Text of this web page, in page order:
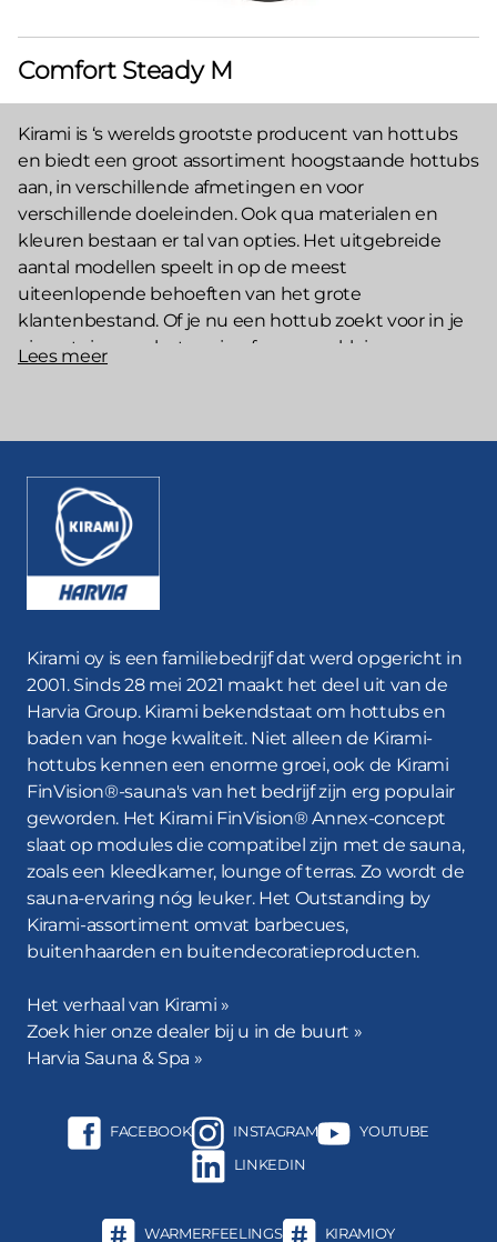
Comfort Steady M
Kirami is ‘s werelds grootste producent van hottubs
en biedt een groot assortiment hoogstaande hottubs
aan, in verschillende afmetingen en voor
verschillende doeleinden. Ook qua materialen en
kleuren bestaan er tal van opties. Het uitgebreide
aantal modellen speelt in op de meest
uiteenlopende behoeften van het grote
klantenbestand. Of je nu een hottub zoekt voor in je
eigen tuin, voor het gezin of voor een kleine groep
extra functies en accessoires, die jouw Kirami-hottub
helemaal uniek maken.
Een hottub kopen met watertherapiesproeiers of
lichtjes? Tuurlijk!
het baden? Dan ben je misschien geïnteresseerd in
eenhottub met watertherapiesproeiers . Zulke
modellen vind je uiteraard bij Kirami. Een hottub met
watertherapiesproeiers laat je nóg intenser
ontspannen en van je bad genieten.
Kirami-hottubs met stijlvolle ledlampjes zijn extreem
populair. Een hottub metledverlichting: pure magie
tijdens donkere avonden. De prachtige en veilige
lampjes zorgen voor een geweldige sfeer en maken
het baden nóg aangenamer. Andere functies voor
extra comfort en veiligheid zijnafdekkingen,
luxe badtextielen hoogwaardige accessoires. Kirami-
hottubs en -accessoires voldoen aan alle
eiligheidsnormen binnen de sector
Onze tijdloze, efficiënt ontworpen en duurzame
zijn gemaakt van hoogwaardig aluminium uit
warmtegeleidende eigenschappen beschikt. Met
Lees meer
Lees meer
Kirami oy is een familiebedrijf dat werd opgericht in
2001. Sinds 28 mei 2021 maakt het deel uit van de
Harvia Group. Kirami bekendstaat om hottubs en
baden van hoge kwaliteit. Niet alleen de Kirami-
hottubs kennen een enorme groei, ook de Kirami
FinVision®-sauna's van het bedrijf zijn erg populair
geworden. Het Kirami FinVision® Annex-concept
slaat op modules die compatibel zijn met de sauna,
zoals een kleedkamer, lounge of terras. Zo wordt de
sauna-ervaring nóg leuker. Het Outstanding by
Kirami-assortiment omvat barbecues,
buitenhaarden en buitendecoratieproducten.
Het verhaal van Kirami »
Zoek hier onze dealer bij u in de buurt »
Harvia Sauna & Spa »
FACEBOOK INSTAGRAM
YOUTUBE
LINKEDIN
WARMERFEELINGS KIRAMIOY